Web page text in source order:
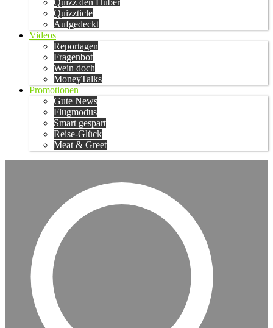
Quizz den Huber
Quizzticle
Aufgedeckt
Videos
Reportagen
Fragenbot
Wein doch
MoneyTalks
Promotionen
Gute News
Flugmodus
Smart gespart
Reise-Glück
Meat & Greet